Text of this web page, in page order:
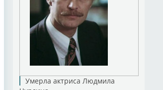
Умерла актриса Людмила